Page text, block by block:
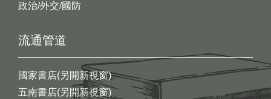
政治/外交/國防
流通管道
國家書店(另開新視窗)
五南書店(另開新視窗)